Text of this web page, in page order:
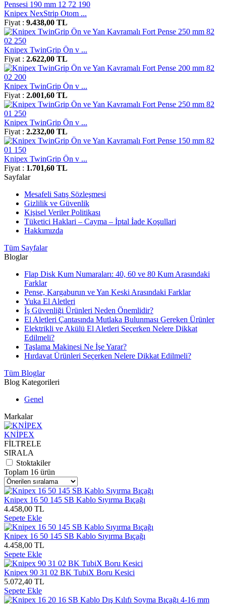
Knipex NexStrip Otom ...
Fiyat : 9.438,00 TL
Knipex TwinGrip Ön v ...
Fiyat : 2.622,00 TL
Knipex TwinGrip Ön v ...
Fiyat : 2.001,60 TL
Knipex TwinGrip Ön v ...
Fiyat : 2.232,00 TL
Knipex TwinGrip Ön v ...
Fiyat : 1.701,60 TL
Sayfalar
Mesafeli Satış Sözleşmesi
Gizlilik ve Güvenlik
Kişisel Veriler Politikası
Tüketici Haklari – Cayma – İptal İade Koşullari
Hakkımızda
Tüm Sayfalar
Bloglar
Flap Disk Kum Numaraları: 40, 60 ve 80 Kum Arasındaki
Farklar
Pense, Kargaburun ve Yan Keski Arasındaki Farklar
Yuka El Aletleri
İş Güvenliği Ürünleri Neden Önemlidir?
El Aletleri Çantasında Mutlaka Bulunması Gereken Ürünler
Elektrikli ve Akülü El Aletleri Seçerken Nelere Dikkat
Edilmeli?
Taşlama Makinesi Ne İşe Yarar?
Hırdavat Ürünleri Seçerken Nelere Dikkat Edilmeli?
Tüm Bloglar
Blog Kategorileri
Genel
Markalar
KNİPEX
FİLTRELE
SIRALA
Stoktakiler
Toplam 16 ürün
Knipex 16 50 145 SB Kablo Sıyırma Bıçağı
4.458,00 TL
Sepete Ekle
Knipex 16 50 145 SB Kablo Sıyırma Bıçağı
4.458,00 TL
Sepete Ekle
Knipex 90 31 02 BK TubiX Boru Kesici
5.072,40 TL
Sepete Ekle